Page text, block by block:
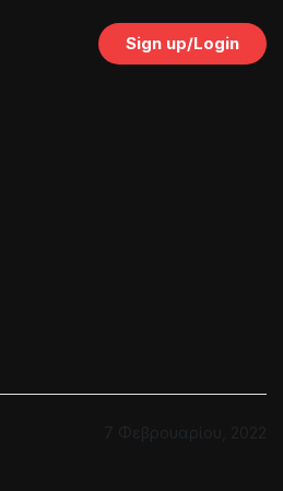
Sign up/Login
7 Φεβρουαρίου, 2022